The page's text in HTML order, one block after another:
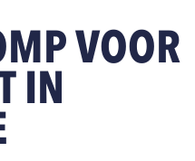
VOOR
IN